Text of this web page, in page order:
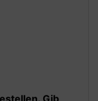
Gib